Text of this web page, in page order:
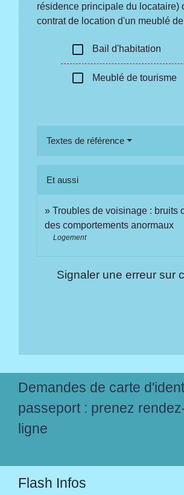
résidence principale du locataire)
contrat de location d'un meublé
check_box_outline_blank Bail d'habitation
check_box_outline_blank Meublé de tourisme
Textes de référence
Et aussi
Troubles de voisinage : bruits
des comportements anormaux
Logement
Signaler une erreur sur
Demandes de carte
passeport : prenez
ligne
Flash Infos